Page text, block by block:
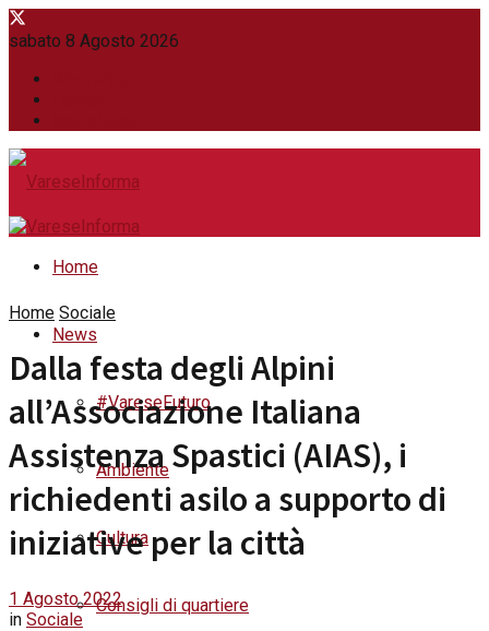
sabato 8 Agosto 2026
Home
News
#VareseFuturo
Ambiente
Cultura
Consigli di quartiere
Home Sociale
Dalla festa degli Alpini
all’Associazione Italiana
Assistenza Spastici (AIAS), i
richiedenti asilo a supporto di
iniziative per la città
1 Agosto 2022
in Sociale